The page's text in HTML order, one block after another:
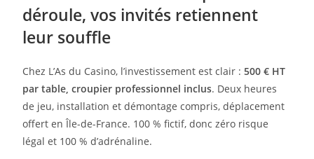
déroule, vos invités retiennent
leur souffle
Chez L’As du Casino, l’investissement est clair :500 € HT
par table, croupier professionnel inclus. Deux heures
de jeu, installation et démontage compris, déplacement
offert en Île-de-France. 100 % fictif, donc zéro risque
légal et 100 % d’adrénaline.